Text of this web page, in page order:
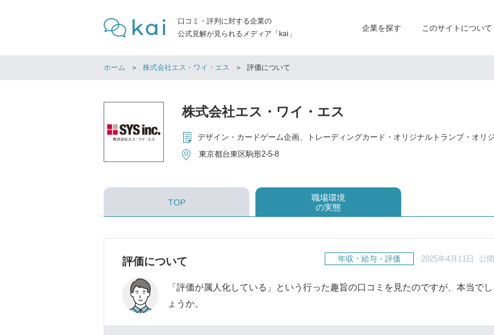
口コミ・評判に対する企業の
公式見解が見られるメディア「kai」
企業を探す このサイトについて
ホーム 株式会社エス・ワイ・エス 評価について
株式会社エス・ワイ・エス
東京都台東区駒形2-5-8
TOP
職場環境
の実態
評価について 年収・給与・評価 2025年4月11日 公開
「評価が属人化している」という行った趣旨の口コミを見たのですが、本当でし
ょうか。